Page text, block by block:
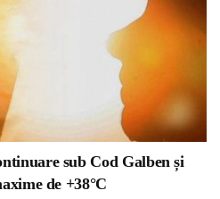
sub Cod Galben și
de +38°C